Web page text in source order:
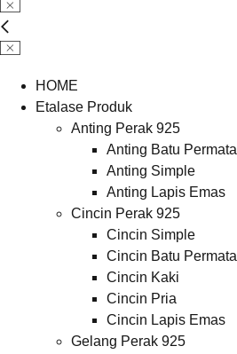
HOME
Etalase Produk
Anting Perak 925
Anting Batu Permata
Anting Simple
Anting Lapis Emas
Cincin Perak 925
Cincin Simple
Cincin Batu Permata
Cincin Kaki
Cincin Pria
Cincin Lapis Emas
Gelang Perak 925